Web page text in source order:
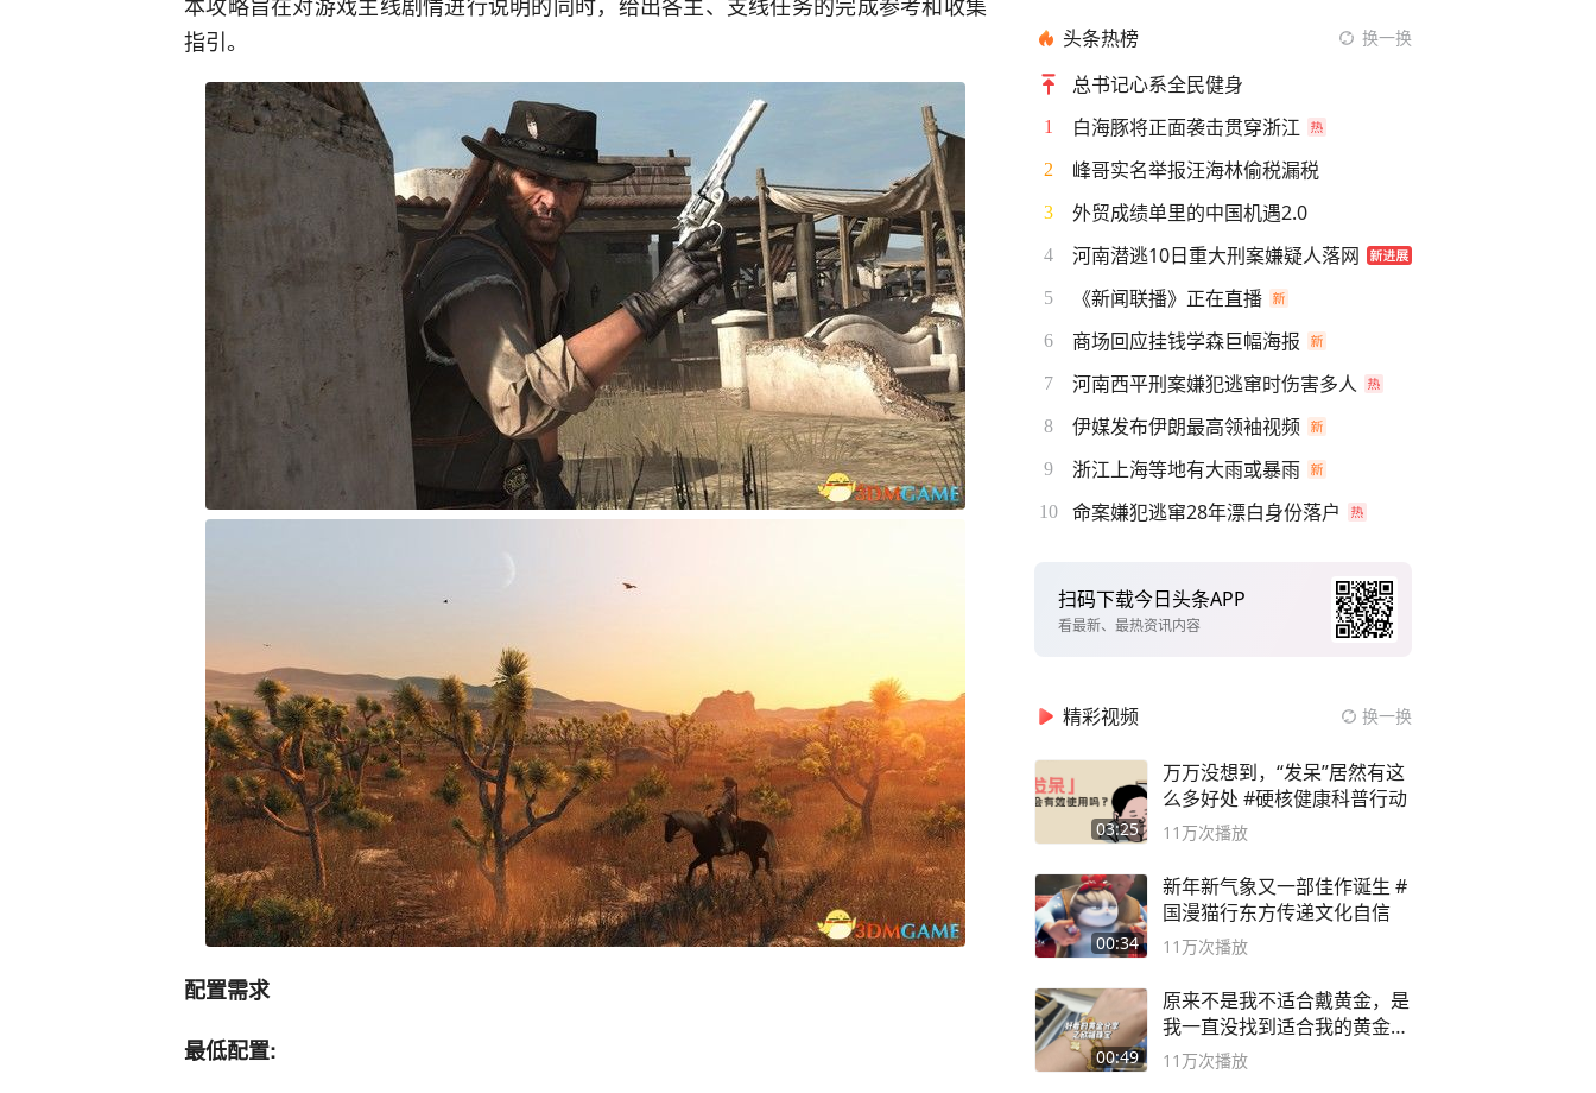
指引。
配置需求
最低配置:
头条热榜 换一换
总书记心系全民健身
1 白海豚将正面袭击贯穿浙江
2 峰哥实名举报汪海林偷税漏税
3 外贸成绩单里的中国机遇2.0
4 河南潜逃10日重大刑案嫌疑人落网
5 《新闻联播》正在直播
6 商场回应挂钱学森巨幅海报
7 河南西平刑案嫌犯逃窜时伤害多人
8 伊媒发布伊朗最高领袖视频
9 浙江上海等地有大雨或暴雨
10 命案嫌犯逃窜28年漂白身份落户
扫码下载今日头条APP
看最新、最热资讯内容
精彩视频 换一换
03:25
万万没想到，“发呆”居然有这
么多好处 #硬核健康科普行动
11万次播放
00:34
新年新气象又一部佳作诞生 #
国漫猫行东方传递文化自信
11万次播放
00:49
原来不是我不适合戴黄金，是
我一直没找到适合我的黄金
😭
11万次播放